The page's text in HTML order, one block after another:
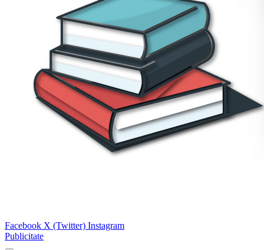
Facebook X (Twitter) Instagram
Publicitate